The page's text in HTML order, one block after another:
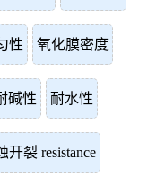
性 氧化膜密度
碱性 耐水性
开裂 resistance